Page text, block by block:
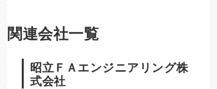
関連会社一覧
昭立ＦＡエンジニアリング株
式会社